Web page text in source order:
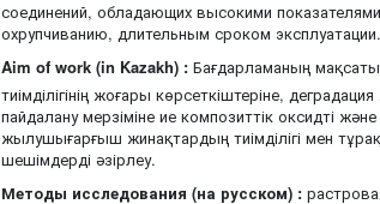
соединений, обладающих высокими
охрупчиванию, длительным сроком эксплуатации.
Aim of work (in Kazakh) : Бағдарламаның
тиімділігінің жоғары көрсеткіштеріне,
пайдалану мерзіміне ие композиттік оксидті
жылушығарғыш жинақтардың тиімділігі мен
шешімдерді әзірлеу.
Методы исследования (на русском) :